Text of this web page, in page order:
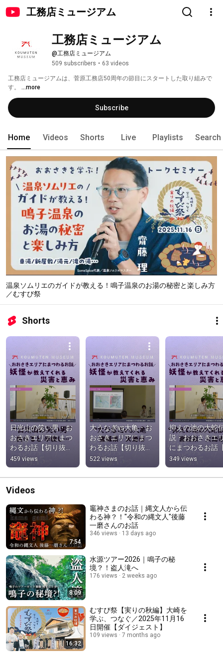
工務店ミュージアム
工務店ミュージアム
@工務店ミュージアム
509 subscribers • 63 videos
工務店ミュージアムは、菅原工務店50周年の節目にスタートした取り組みで
す。 ...more
Subscribe
Home Videos Shorts Live Playlists Search
温泉ソムリエのガイドが教える！鳴子温泉のお湯の秘密と楽しみ方
／むすび祭
Shorts
日光山の笑い男・お
おさきエリアにまつ
わるお話【切り抜
き】妖怪が教えてく
れる災害と恵み
#shorts #野泉マヤ #
妖怪
459 views
大うなぎvs大亀・お
おさきエリアにまつ
わるお話【切り抜
き】妖怪が教えてく
れる災害と恵み
#shorts #野泉マヤ #
522 views
抑えの池の大蛇
説・おおさきエ
にまつわるお話
り抜き】妖怪が
てくれる災害と
#shorts #野泉マ
349 views
Videos
7:54
竈神さまのお話｜縄文人から伝
わる神？！"令和の縄文人"後藤
一磨さんのお話
346 views 13 days ago
8:09
水源ツアー2026｜鳴子の秘
境？！盗人滝へ
176 views 2 weeks ago
16:32
むすび祭【実りの秋編】大崎を
学ぶ、つなぐ／2025年11月16
日開催【ダイジェスト】
109 views 7 months ago